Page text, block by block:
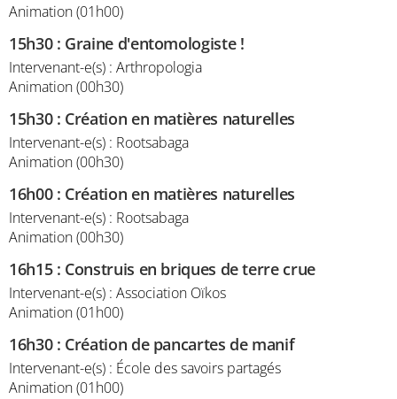
Animation (01h00)
15h30: Graine d'entomologiste !
Intervenant-e(s) : Arthropologia
Animation (00h30)
15h30: Création en matières naturelles
Intervenant-e(s) : Rootsabaga
Animation (00h30)
16h00: Création en matières naturelles
Intervenant-e(s) : Rootsabaga
Animation (00h30)
16h15: Construis en briques de terre crue
Intervenant-e(s) : Association Oïkos
Animation (01h00)
16h30: Création de pancartes de manif
Intervenant-e(s) : École des savoirs partagés
Animation (01h00)